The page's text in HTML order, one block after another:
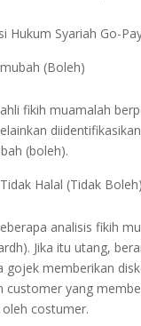
Hukum Syariah Go-
(Boleh)
fikih muamalah
(boleh).
Halal (Tidak Boleh)
analisis fikih
Jika itu utang,
gojek memberikan
customer yang
costumer.